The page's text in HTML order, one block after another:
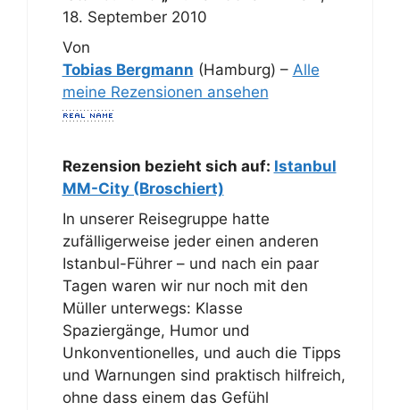
18. September 2010
Von
Tobias Bergmann (Hamburg) – Alle
meine Rezensionen ansehen
Rezension bezieht sich auf: Istanbul
MM-City (Broschiert)
In unserer Reisegruppe hatte
zufälligerweise jeder einen anderen
Istanbul-Führer – und nach ein paar
Tagen waren wir nur noch mit den
Müller unterwegs: Klasse
Spaziergänge, Humor und
Unkonventionelles, und auch die Tipps
und Warnungen sind praktisch hilfreich,
ohne dass einem das Gefühl